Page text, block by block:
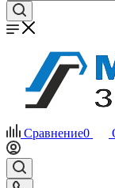
Сравнение0